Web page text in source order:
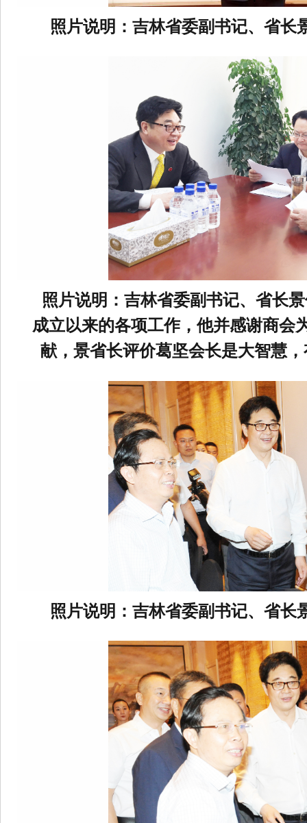
照片说明：吉林省委副书记、省长
照片说明：吉林省委副书记、省长
成立以来的各项工作，他并感谢商会
献，景省长评价葛坚会长是大智慧
照片说明：吉林省委副书记、省长